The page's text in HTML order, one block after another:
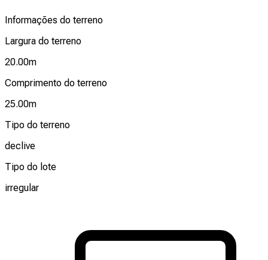
Informações do terreno
Largura do terreno
20.00m
Comprimento do terreno
25.00m
Tipo do terreno
declive
Tipo do lote
irregular